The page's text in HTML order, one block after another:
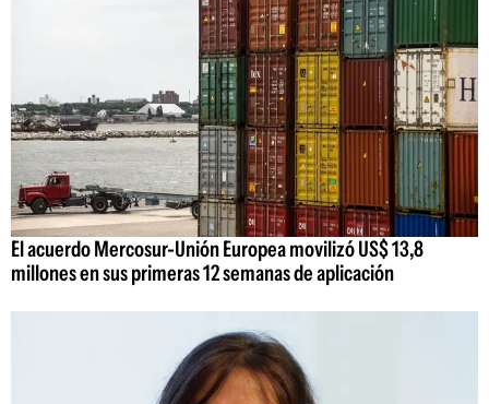
El acuerdo Mercosur-Unión Europea movilizó US$ 13,8
millones en sus primeras 12 semanas de aplicación